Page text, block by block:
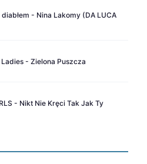
diabłem - Nina Lakomy (DA LUCA
- Zielona Puszcza
- Nikt Nie Kręci Tak Jak Ty